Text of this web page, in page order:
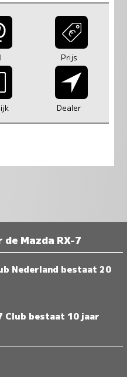
Prijs
Dealer
Mazda RX-7
Nederland bestaat 20
Club bestaat 10 jaar